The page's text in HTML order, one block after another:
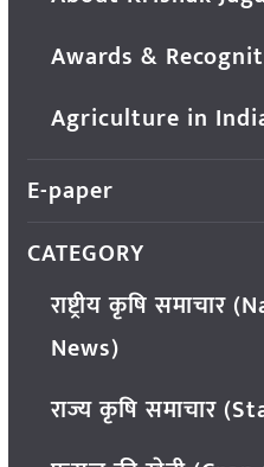
Awards &
Agriculture in
E-paper
CATEGORY
राष्ट्रीय कृषि
News)
राज्य कृषि समाचार